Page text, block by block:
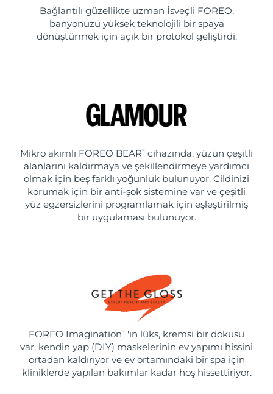
Bağlantılı güzellikte uzman İsveçli FOREO,
banyonuzu yüksek teknolojili bir spaya
dönüştürmek için açık bir protokol geliştirdi.
Mikro akımlı FOREO BEAR ™
cihazında, yüzün çeşitli
alanlarını kaldırmaya ve şekillendirmeye yardımcı
olmak için beş farklı yoğunluk bulunuyor. Cildinizi
korumak için bir anti-şok sistemine var ve çeşitli
yüz egzersizlerini programlamak için eşleştirilmiş
bir uygulaması bulunuyor.
FOREO Imagination ™
'ın lüks, kremsi bir dokusu
var, kendin yap (DIY) maskelerinin ev yapımı hissini
ortadan kaldırıyor ve ev ortamındaki bir spa için
kliniklerde yapılan bakımlar kadar hoş hissettiriyor.